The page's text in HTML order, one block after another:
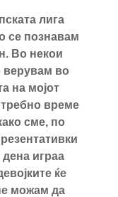
лига
се познавам
Во некои
верувам во
на мојот
време
сме, по
играа
ќе
можам да